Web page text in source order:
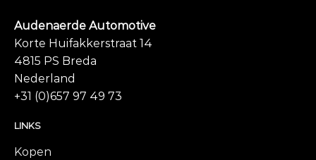
Audenaerde Automotive
Korte Huifakkerstraat 14
4815 PS Breda
Nederland
+31 (0)657 97 49 73
LINKS
Kopen